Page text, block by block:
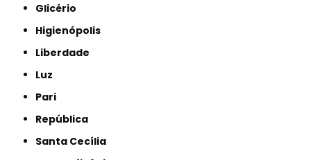
Glicério
Higienópolis
Liberdade
Luz
Pari
República
Santa Cecília